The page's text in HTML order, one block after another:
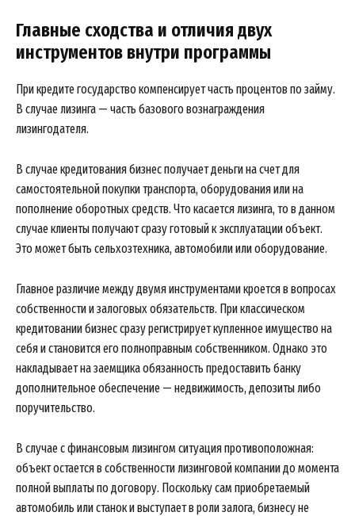
Главные сходства и отличия двух
инструментов внутри программы
При кредите государство компенсирует часть процентов по займу.
В случае лизинга — часть базового вознаграждения
лизингодателя.
В случае кредитования бизнес получает деньги на счет для
самостоятельной покупки транспорта, оборудования или на
пополнение оборотных средств. Что касается лизинга, то в данном
случае клиенты получают сразу готовый к эксплуатации объект.
Это может быть сельхозтехника, автомобили или оборудование.
Главное различие между двумя инструментами кроется в вопросах
собственности и залоговых обязательств. При классическом
кредитовании бизнес сразу регистрирует купленное имущество на
себя и становится его полноправным собственником. Однако это
накладывает на заемщика обязанность предоставить банку
дополнительное обеспечение — недвижимость, депозиты либо
поручительство.
В случае с финансовым лизингом ситуация противоположная:
объект остается в собственности лизинговой компании до момента
полной выплаты по договору. Поскольку сам приобретаемый
автомобиль или станок и выступает в роли залога, бизнесу не